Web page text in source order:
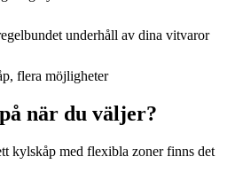
underhåll av dina vitvaror
flera möjligheter
när du väljer?
kylskåp med flexibla zoner finns det